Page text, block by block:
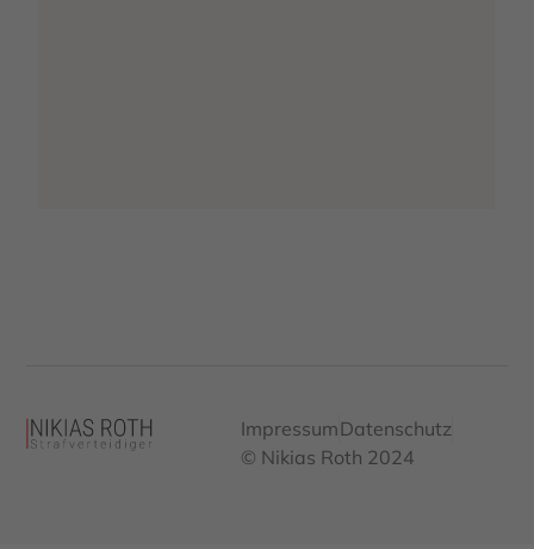
ImpressumDatenschutz
© Nikias Roth 2024